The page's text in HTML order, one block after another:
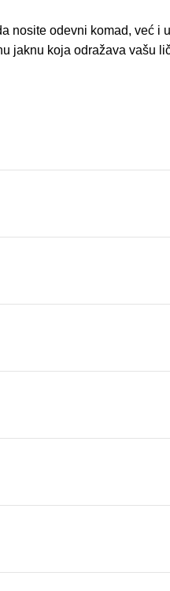
nosite odevni komad, već i
koja odražava vašu